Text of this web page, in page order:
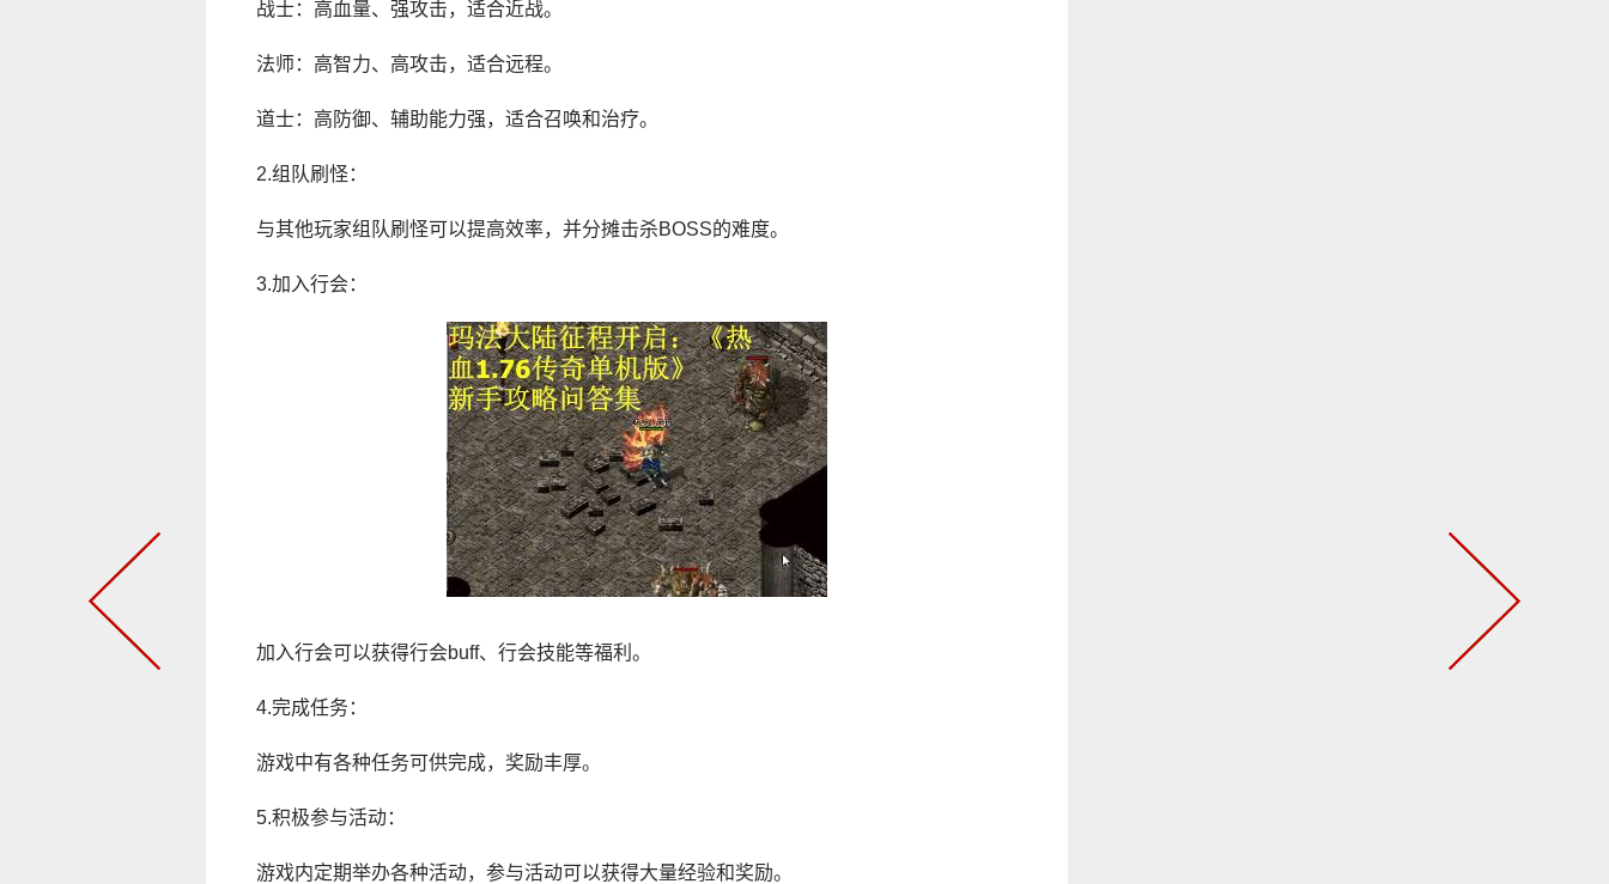
战士：高血量、强攻击，适合近战。
法师：高智力、高攻击，适合远程。
道士：高防御、辅助能力强，适合召唤和治疗。
2.组队刷怪：
与其他玩家组队刷怪可以提高效率，并分摊击杀BOSS的难度。
3.加入行会：
加入行会可以获得行会buff、行会技能等福利。
4.完成任务：
游戏中有各种任务可供完成，奖励丰厚。
5.积极参与活动：
游戏内定期举办各种活动，参与活动可以获得大量经验和奖励。